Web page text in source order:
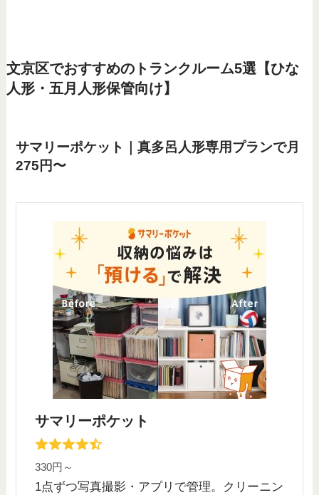
文京区でおすすめのトランクルーム5選【ひな
人形・五月人形保管向け】
サマリーポケット｜真多呂人形専用プランで月
275円〜
サマリーポケット
330円～
1点ずつ写真撮影・アプリで管理。クリーニン